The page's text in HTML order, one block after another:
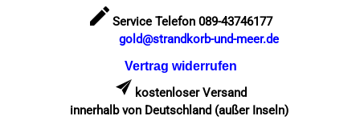
Service Telefon 089-43746177
gold@strandkorb-und-meer.de
Vertrag widerrufen
kostenloser Versand
innerhalb von Deutschland (außer Inseln)